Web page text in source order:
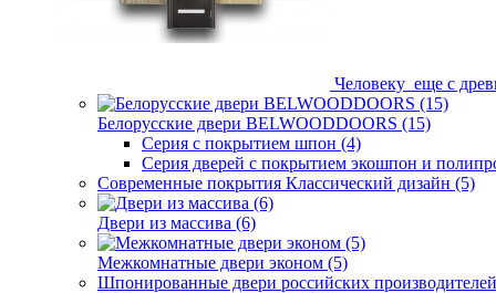
Человеку еще с
Белорусские двери BELWOODDOORS (15)
Серия с покрытием шпон (4)
Серия дверей с покрытием экошпон и
Современные покрытия Классический дизайн (5)
Двери из массива (6)
Межкомнатные двери эконом (5)
Шпонированные двери российских